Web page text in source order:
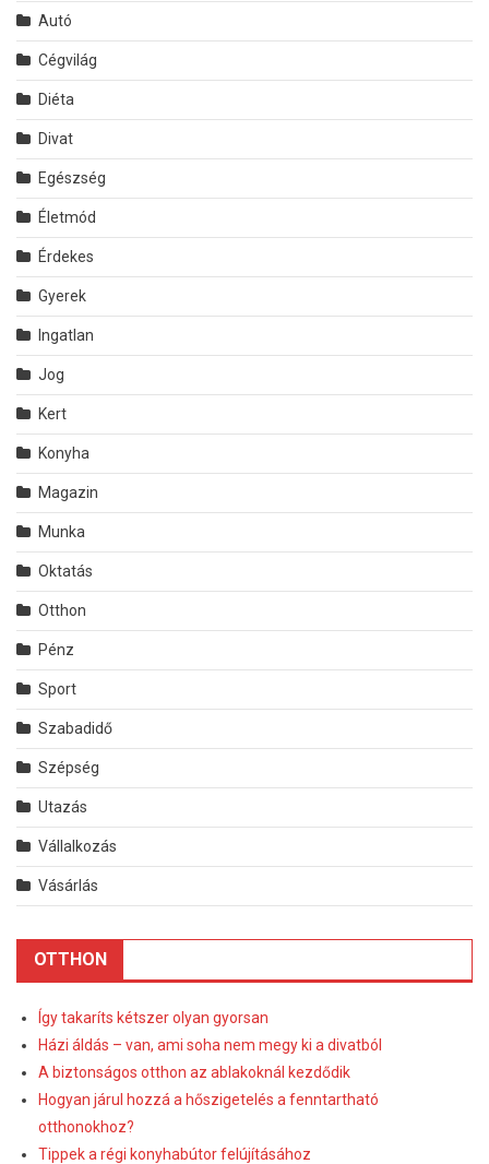
Autó
Cégvilág
Diéta
Divat
Egészség
Életmód
Érdekes
Gyerek
Ingatlan
Jog
Kert
Konyha
Magazin
Munka
Oktatás
Otthon
Pénz
Sport
Szabadidő
Szépség
Utazás
Vállalkozás
Vásárlás
OTTHON
Így takaríts kétszer olyan gyorsan
Házi áldás – van, ami soha nem megy ki a divatból
A biztonságos otthon az ablakoknál kezdődik
Hogyan járul hozzá a hőszigetelés a fenntartható
otthonokhoz?
Tippek a régi konyhabútor felújításához